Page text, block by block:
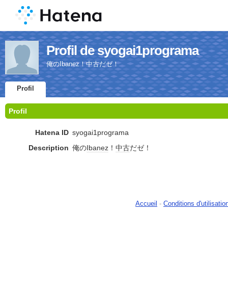
Profil de syogai1programa
俺のIbanez！中古だゼ！
Profil
Profil
Hatena ID syogai1programa
Description 俺のIbanez ！ 中古だゼ！
Accueil - Conditions